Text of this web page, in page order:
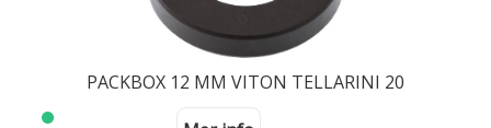
PACKBOX 12 MM VITON TELLARINI 20